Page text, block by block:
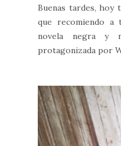
Buenas tardes, hoy
que recomiendo a
novela negra y
protagonizada por